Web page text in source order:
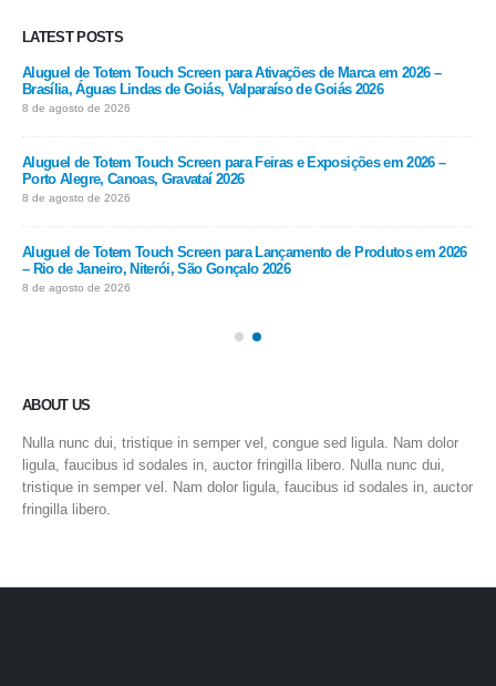
LATEST POSTS
Aluguel de Totem Touch Screen para Ativações de Marca em 2026 –
Brasília, Águas Lindas de Goiás, Valparaíso de Goiás 2026
8 de agosto de 2026
Aluguel de Totem Touch Screen para Feiras e Exposições em 2026 –
Porto Alegre, Canoas, Gravataí 2026
8 de agosto de 2026
Aluguel de Totem Touch Screen para Lançamento de Produtos em 2026
– Rio de Janeiro, Niterói, São Gonçalo 2026
8 de agosto de 2026
ABOUT US
Nulla nunc dui, tristique in semper vel, congue sed ligula. Nam dolor
ligula, faucibus id sodales in, auctor fringilla libero. Nulla nunc dui,
tristique in semper vel. Nam dolor ligula, faucibus id sodales in, auctor
fringilla libero.